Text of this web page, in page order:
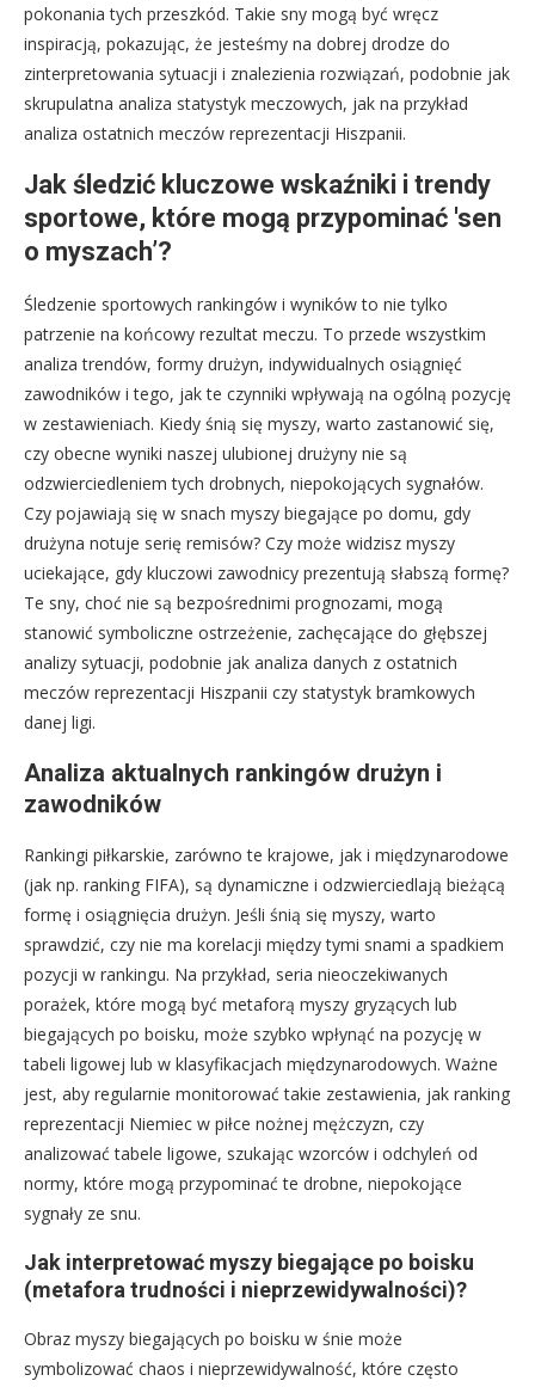
pokonania tych przeszkód. Takie sny mogą być wręcz
inspiracją, pokazując, że jesteśmy na dobrej drodze do
zinterpretowania sytuacji i znalezienia rozwiązań, podobnie jak
skrupulatna analiza statystyk meczowych, jak na przykład
analiza ostatnich meczów reprezentacji Hiszpanii.
Jak śledzić kluczowe wskaźniki i trendy
sportowe, które mogą przypominać 'sen
o myszach’?
Śledzenie sportowych rankingów i wyników to nie tylko
patrzenie na końcowy rezultat meczu. To przede wszystkim
analiza trendów, formy drużyn, indywidualnych osiągnięć
zawodników i tego, jak te czynniki wpływają na ogólną pozycję
w zestawieniach. Kiedy śnią się myszy, warto zastanowić się,
czy obecne wyniki naszej ulubionej drużyny nie są
odzwierciedleniem tych drobnych, niepokojących sygnałów.
Czy pojawiają się w snach myszy biegające po domu, gdy
drużyna notuje serię remisów? Czy może widzisz myszy
uciekające, gdy kluczowi zawodnicy prezentują słabszą formę?
Te sny, choć nie są bezpośrednimi prognozami, mogą
stanowić symboliczne ostrzeżenie, zachęcające do głębszej
analizy sytuacji, podobnie jak analiza danych z ostatnich
meczów reprezentacji Hiszpanii czy statystyk bramkowych
danej ligi.
Analiza aktualnych rankingów drużyn i
zawodników
Rankingi piłkarskie, zarówno te krajowe, jak i międzynarodowe
(jak np. ranking FIFA), są dynamiczne i odzwierciedlają bieżącą
formę i osiągnięcia drużyn. Jeśli śnią się myszy, warto
sprawdzić, czy nie ma korelacji między tymi snami a spadkiem
pozycji w rankingu. Na przykład, seria nieoczekiwanych
porażek, które mogą być metaforą myszy gryzących lub
biegających po boisku, może szybko wpłynąć na pozycję w
tabeli ligowej lub w klasyfikacjach międzynarodowych. Ważne
jest, aby regularnie monitorować takie zestawienia, jak ranking
reprezentacji Niemiec w piłce nożnej mężczyzn, czy
analizować tabele ligowe, szukając wzorców i odchyleń od
normy, które mogą przypominać te drobne, niepokojące
sygnały ze snu.
Jak interpretować myszy biegające po boisku
(metafora trudności i nieprzewidywalności)?
Obraz myszy biegających po boisku w śnie może
symbolizować chaos i nieprzewidywalność, które często